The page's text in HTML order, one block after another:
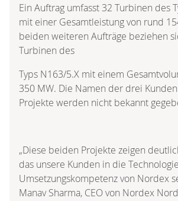
Ein Auftrag umfasst 32 Turbinen des
mit einer Gesamtleistung von rund
beiden weiteren Aufträge beziehen
Turbinen des
Typs N163/5.X mit einem
350 MW. Die Namen der drei
Projekte werden nicht bekannt
„Diese beiden Projekte zeigen
das unsere Kunden in die
Umsetzungskompetenz von Nordex
Manav Sharma, CEO von Nordex